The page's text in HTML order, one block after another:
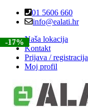
Skip
Skip
01 5606 660
info@ealati.hr
Naša lokacija
Kontakt
Prijava / registracija
Moj profil
-34%
-34%
-34%
-34%
-17%